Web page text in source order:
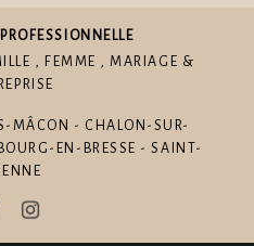
, FEMME , MARIAGE &
MÂCON - CHALON-SUR-
EN-BRESSE - SAINT-